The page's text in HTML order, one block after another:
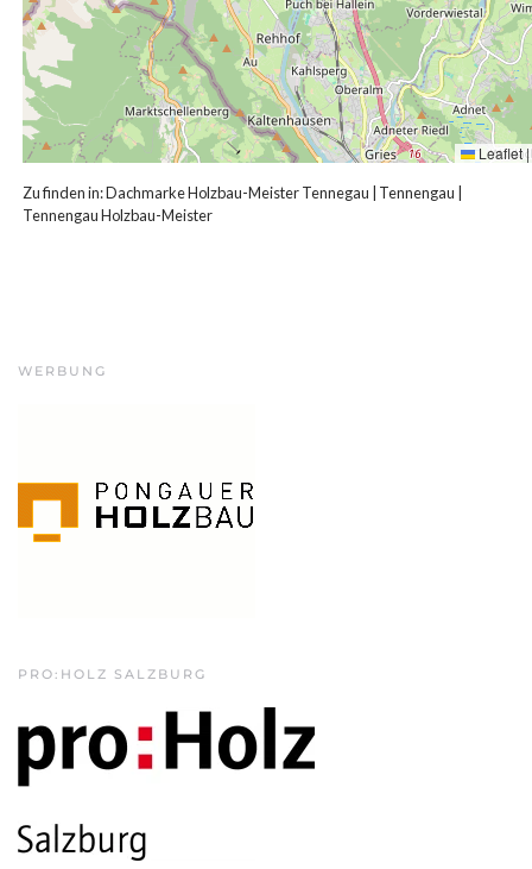
Leaflet|
Zu finden in:Dachmarke Holzbau-Meister Tennegau Tennengau
Tennengau Holzbau-Meister
WERBUNG
PRO:HOLZ SALZBURG